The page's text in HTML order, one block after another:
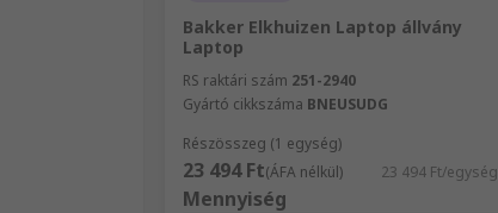
Bakker Elkhuizen Laptop állvány
Laptop
RS raktári szám 251-2940
Gyártó cikkszáma BNEUSUDG
Részösszeg (1 egység)
23 494 Ft(ÁFA nélkül) 23 494 Ft/egység
Mennyiség